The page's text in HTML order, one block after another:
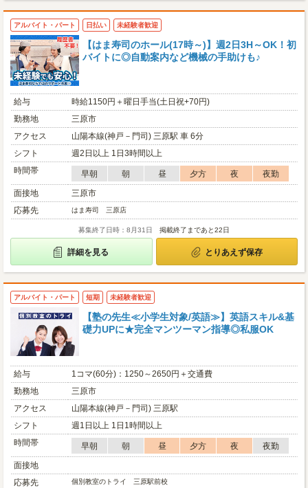
アルバイト・パート 日払い 未経験者歓迎
【はま寿司のホール(17時～)】週2日3H～OK！初
バイトに◎自動案内など機械の手助けも♪
給与
時給1150円＋曜日手当(土日祝+70円)
勤務地
三原市
アクセス
山陽本線(神戸－門司) 三原駅 車 6分
シフト
週2日以上 1日3時間以上
時間帯
早朝 朝 昼 夕方 夜
夜勤
面接地
三原市
応募先
はま寿司 三原店
募集終了日時：8月31日 掲載終了まであと22日
詳細を見る とりあえず保存
アルバイト・パート 短期 未経験者歓迎
【塾の先生≪小学生対象/英語≫】英語スキル&基
礎力UPに★完全マンツーマン指導◎私服OK
給与
1コマ(60分)：1250～2650円＋交通費
勤務地
三原市
アクセス
山陽本線(神戸－門司) 三原駅
シフト
週1日以上 1日1時間以上
時間帯
早朝 朝 昼 夕方 夜
夜勤
面接地
応募先
個別教室のトライ 三原駅前校